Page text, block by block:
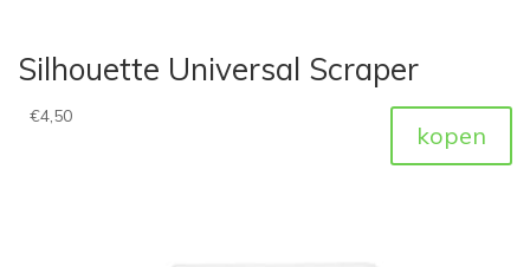
Silhouette Universal Scraper
€4,50
kopen